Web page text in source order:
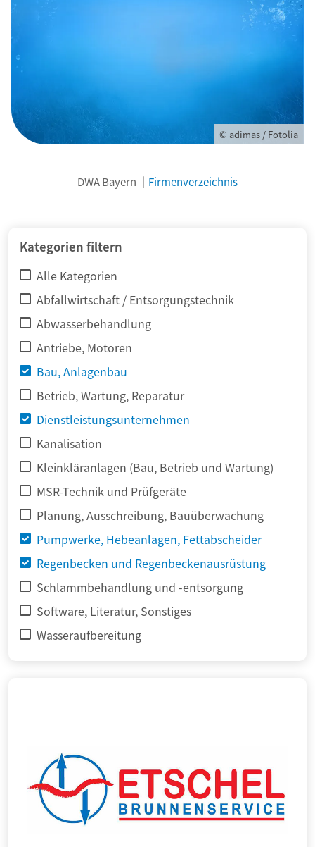
© adimas / Fotolia
DWA Bayern Firmenverzeichnis
Kategorien filtern
Alle Kategorien
Abfallwirtschaft / Entsorgungstechnik
Abwasserbehandlung
Antriebe, Motoren
Bau, Anlagenbau
Betrieb, Wartung, Reparatur
Dienstleistungsunternehmen
Kanalisation
Kleinkläranlagen (Bau, Betrieb und Wartung)
MSR-Technik und Prüfgeräte
Planung, Ausschreibung, Bauüberwachung
Pumpwerke, Hebeanlagen, Fettabscheider
Regenbecken und Regenbeckenausrüstung
Schlammbehandlung und -entsorgung
Software, Literatur, Sonstiges
Wasseraufbereitung